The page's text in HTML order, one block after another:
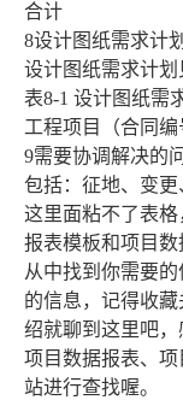
合计
8设计图纸需求计划
设计图纸需求计划
表8-1 设计图纸需
工程项目（合同
9需要协调解决的
包括：征地、变
这里面粘不了表
报表模板和项目
从中找到你需要
的信息，记得收
绍就聊到这里吧
项目数据报表、
站进行查找喔。